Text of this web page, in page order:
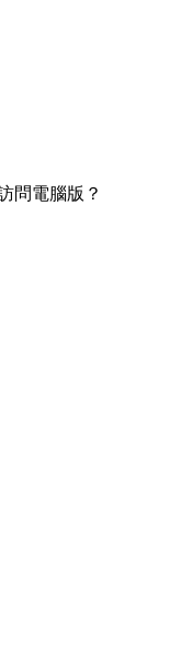
問電腦版？